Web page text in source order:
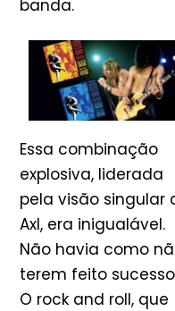
banda.
Essa combinação
explosiva, liderada
pela visão singular
Axl, era inigualável.
Não havia como
terem feito
O rock and roll, que